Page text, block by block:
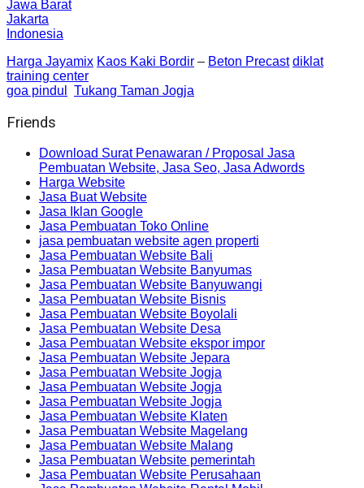
Jawa Barat
Jakarta
Indonesia
Harga Jayamix Kaos Kaki Bordir – Beton Precast diklat
training center
goa pindul
Tukang Taman Jogja
Friends
Download Surat Penawaran / Proposal Jasa
Pembuatan Website, Jasa Seo, Jasa Adwords
Harga Website
Jasa Buat Website
Jasa Iklan Google
Jasa Pembuatan Toko Online
jasa pembuatan website agen properti
Jasa Pembuatan Website Bali
Jasa Pembuatan Website Banyumas
Jasa Pembuatan Website Banyuwangi
Jasa Pembuatan Website Bisnis
Jasa Pembuatan Website Boyolali
Jasa Pembuatan Website Desa
Jasa Pembuatan Website ekspor impor
Jasa Pembuatan Website Jepara
Jasa Pembuatan Website Jogja
Jasa Pembuatan Website Jogja
Jasa Pembuatan Website Jogja
Jasa Pembuatan Website Klaten
Jasa Pembuatan Website Magelang
Jasa Pembuatan Website Malang
Jasa Pembuatan Website pemerintah
Jasa Pembuatan Website Perusahaan